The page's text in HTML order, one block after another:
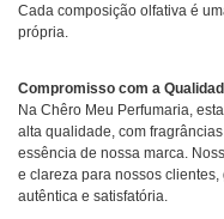
Cada composição olfativa é
própria.
Compromisso com a
Na Chêro Meu Perfumaria,
alta qualidade, com
essência de nossa marca.
e clareza para nossos
autêntica e satisfatória.